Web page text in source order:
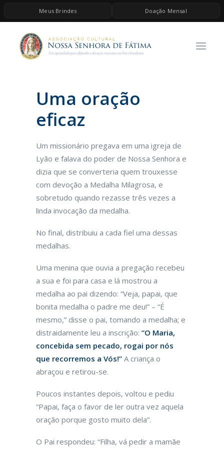
Meus Brindes Doação Mensal
HOME
A ASSOCIAÇÃO
ESPIRITUALIDADE
AS MELHORES MÚSICAS CATÓLICAS
BRINDES
Uma oração
eficaz
Um missionário pregava em uma igreja de
Lyão e falava do poder de Nossa Senhora e
dizia que se converteria quem trouxesse
com devoção a Medalha Milagrosa, e
sobretudo quando rezasse três vezes a
linda invocação da medalha.
No final, distribuiu a cada fiel uma dessas
medalhas.
Uma menina que ouvia a pregação recebeu
a sua e foi para casa e lá mostrou a
medalha ao pai dizendo: “Veja, papai, que
bonita medalha o padre me deu!” – “É
mesmo,” disse o pai, tomando a medalha; e
distraidamente leu a inscrição: “O Maria,
concebida sem pecado, rogai por nós
que recorremos a Vós!” A criança o
abraçou e retirou-se.
Poucos instantes depois, voltou e pediu
“Papai, faça o favor de ler outra vez aquela
oração porque gosto muito dela”.
O Pai respondeu: “Filha, vá pedir a mamãe